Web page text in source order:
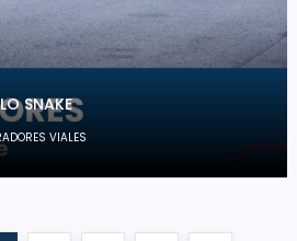
SNAKE
VIALES